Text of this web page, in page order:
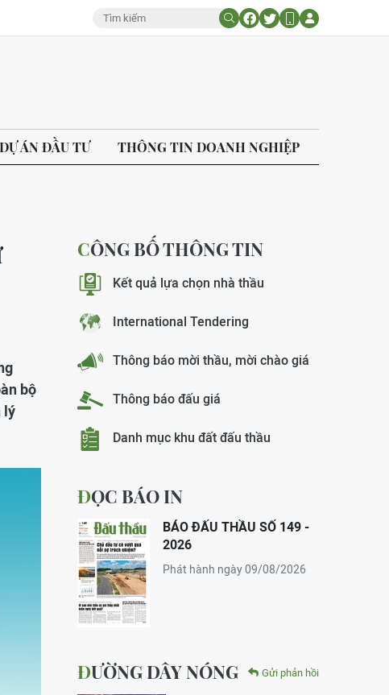
DỰ ÁN ĐẦU TƯ THÔNG TIN DOANH NGHIỆP
bộ
lý
CÔNG BỐ THÔNG TIN
Kết quả lựa chọn nhà thầu
International Tendering
Thông báo mời thầu, mời chào giá
Thông báo đấu giá
Danh mục khu đất đấu thầu
ĐỌC BÁO IN
BÁO ĐẤU THẦU SỐ 149 -
2026
Phát hành ngày 09/08/2026
ĐƯỜNG DÂY NÓNG Gửi phản hồi